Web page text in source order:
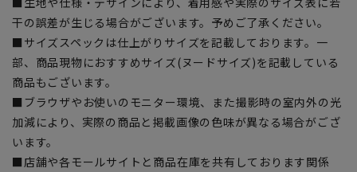
干の誤差が生じる場合がございます。予めご了承ください。
■サイズスペックは仕上がりサイズを記載しております。一
部、商品現物におすすめサイズ(ヌードサイズ)を記載している
商品もございます。
■ブラウザやお使いのモニター環境、また撮影時の室内外の光
加減により、実際の商品と掲載画像の色味が異なる場合がござ
います。
■店舗や各モールサイトと商品在庫を共有しております関係